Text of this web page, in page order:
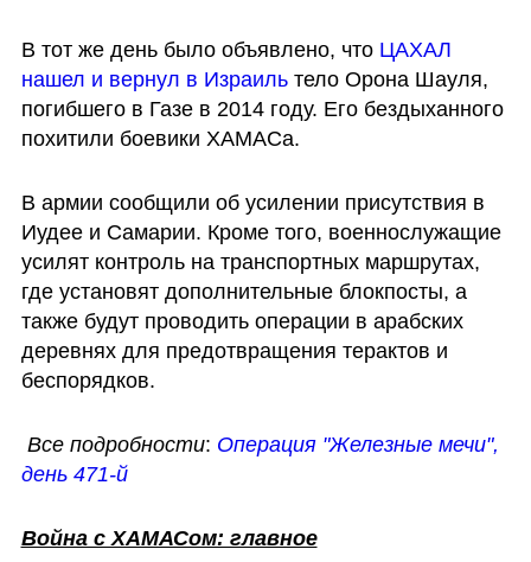
В тот же день было объявлено, что ЦАХАЛ
нашел и вернул в Израиль тело Орона Шауля,
погибшего в Газе в 2014 году. Его бездыханного
похитили боевики ХАМАСа.
В армии сообщили об усилении присутствия в
Иудее и Самарии. Кроме того, военнослужащие
усилят контроль на транспортных маршрутах,
где установят дополнительные блокпосты, а
также будут проводить операции в арабских
деревнях для предотвращения терактов и
беспорядков.
Все подробности: Операция "Железные мечи",
день 471-й
Война с ХАМАСом: главное